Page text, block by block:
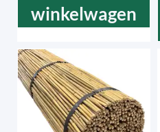
winkelwagen